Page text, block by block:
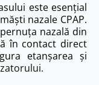
este esențial
nazale CPAP.
nazală din
în contact direct
etanșarea și